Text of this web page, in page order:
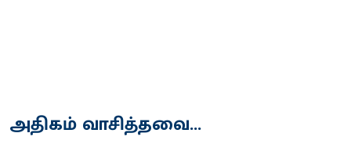
அதிகம் வாசித்தவை...